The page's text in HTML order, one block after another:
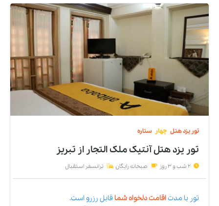
تور یزدهتل چهار ستاره
تور یزد هتل آنتیک ملک التجار از تبریز
2 شب و 3 روز صبحانه رایگان ترانسفر استقبال
تور با مدتاقامت دلخواه شما قابل رزرو است.